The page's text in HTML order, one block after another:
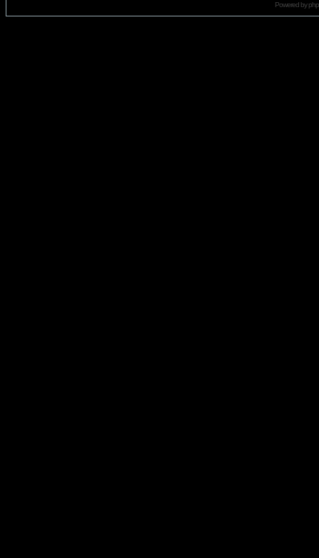
Powered by